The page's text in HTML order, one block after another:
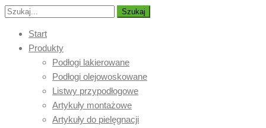
Szukaj
Start
Produkty
Podłogi lakierowane
Podłogi olejowoskowane
Listwy przypodłogowe
Artykuły montażowe
Artykuły do pielęgnacji